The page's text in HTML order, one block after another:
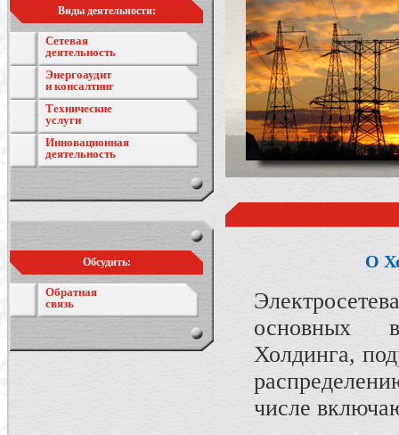
Виды деятельности:
Сетевая
деятельность
Энергоаудит
и консалтинг
Технические
услуги
Инновационная
деятельность
Обсудить:
Обратная
связь
О
основных
Холдинга,
числе